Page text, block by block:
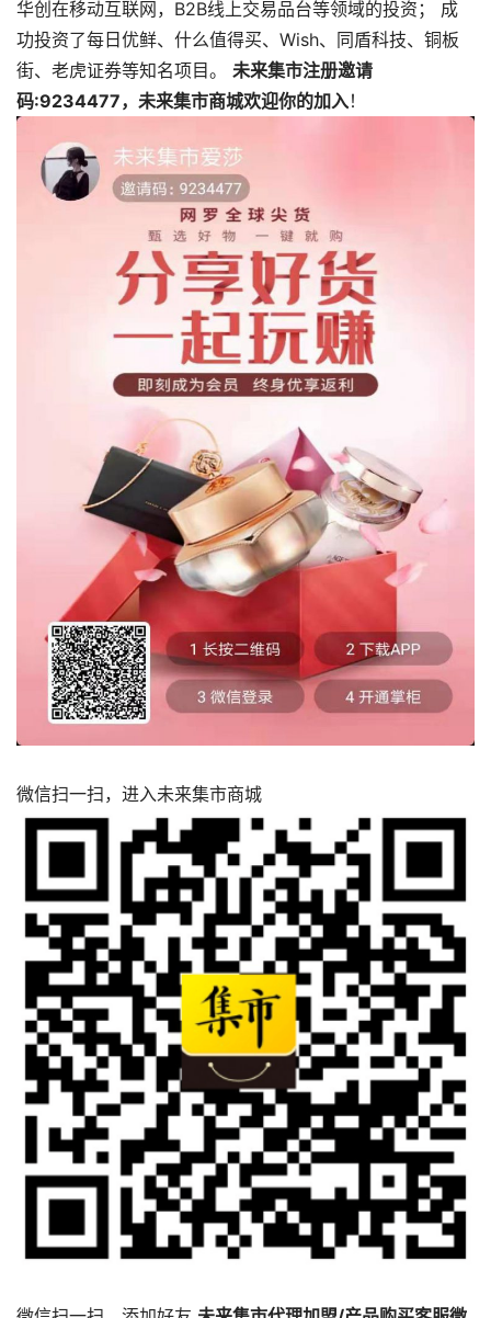
华创在移动互联网，B2B线上交易品台等领域的投资； 成
功投资了每日优鲜、什么值得买、Wish、同盾科技、铜板
街、老虎证券等知名项目。 未来集市注册邀请
码:9234477，未来集市商城欢迎你的加入！
微信扫一扫，进入未来集市商城